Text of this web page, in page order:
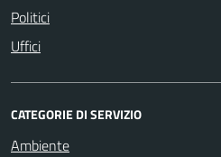
Politici
Uffici
CATEGORIE DI SERVIZIO
Ambiente